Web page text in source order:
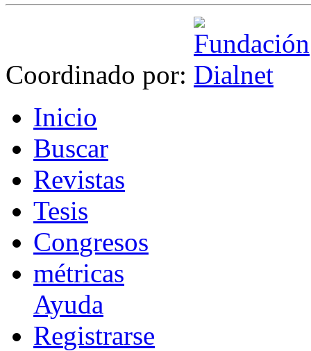
Coordinado por:
Inicio
Buscar
Revistas
Tesis
Congresos
métricas
Ayuda
Registrarse